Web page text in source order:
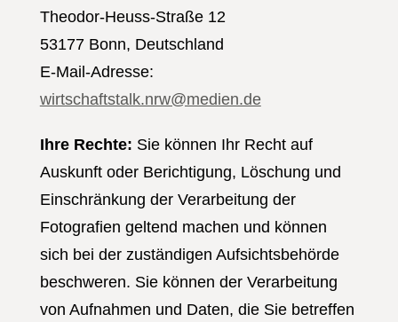
Theodor-Heuss-Straße 12
53177 Bonn, Deutschland
E-Mail-Adresse:
wirtschaftstalk.nrw@medien.de
Ihre Rechte: Sie können Ihr Recht auf
Auskunft oder Berichtigung, Löschung und
Einschränkung der Verarbeitung der
Fotografien geltend machen und können
sich bei der zuständigen Aufsichtsbehörde
beschweren. Sie können der Verarbeitung
von Aufnahmen und Daten, die Sie betreffen